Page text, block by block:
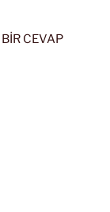
CEVAP